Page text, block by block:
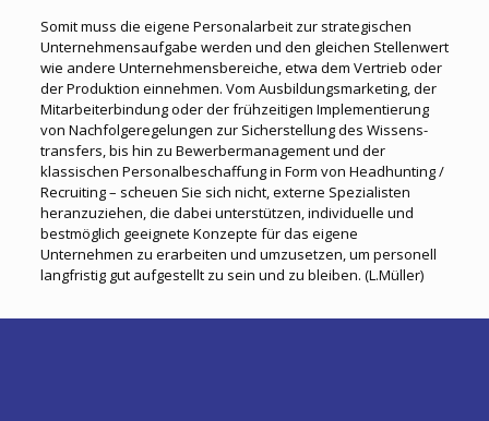
Somit muss die eigene Personalarbeit zur strategischen
Unternehmensaufgabe werden und den gleichen Stellenwert
wie andere Unternehmensbereiche, etwa dem Vertrieb oder
der Produktion einnehmen. Vom Ausbildungsmarketing, der
Mitarbeiterbindung oder der frühzeitigen Implementierung
von Nachfolgeregelungen zur Sicherstellung des Wissens-
transfers, bis hin zu Bewerbermanagement und der
klassischen Personalbeschaffung in Form von Headhunting /
Recruiting – scheuen Sie sich nicht, externe Spezialisten
heranzuziehen, die dabei unterstützen, individuelle und
bestmöglich geeignete Konzepte für das eigene
Unternehmen zu erarbeiten und umzusetzen, um personell
langfristig gut aufgestellt zu sein und zu bleiben. (L.Müller)